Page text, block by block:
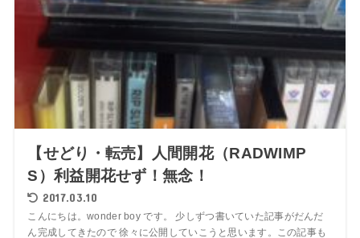
【せどり・転売】人間開花（RADWIMP
S）利益開花せず！無念！
2017.03.10
こんにちは。wonder boy です。 少しずつ書いていた記事がだんだ
ん完成してきたので 徐々に公開していこうと思います。この記事も